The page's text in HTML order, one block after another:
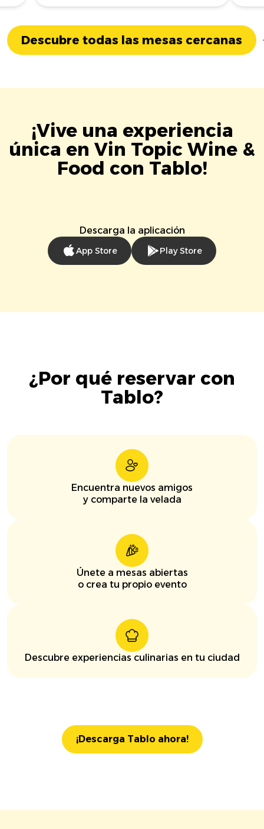
Descubre todas las mesas cercanas
¡Vive una experiencia
única en Vin Topic Wine &
Food con Tablo!
Descarga la aplicación
App Store Play Store
¿Por qué reservar con
Tablo?
Encuentra nuevos amigos
y comparte la velada
Únete a mesas abiertas
o crea tu propio evento
Descubre experiencias culinarias en tu ciudad
¡Descarga Tablo ahora!